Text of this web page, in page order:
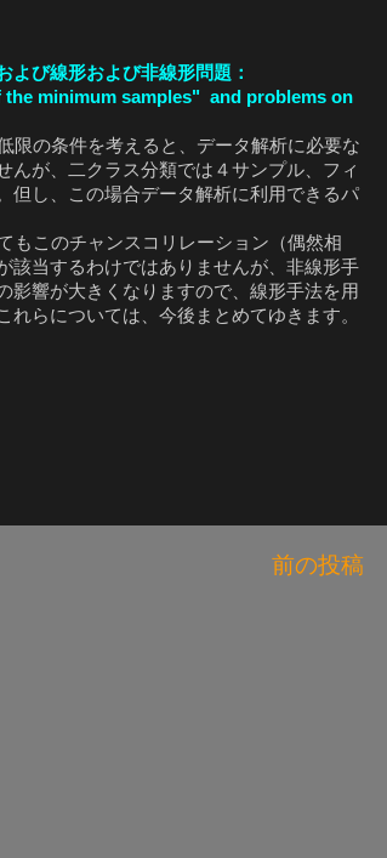
び線形および非線形問題：
minimum samples" and problems on
の条件を考えると、データ解析に必要な
が、二クラス分類では４サンプル、フィ
但し、この場合データ解析に利用できるパ
このチャンスコリレーション（偶然相
該当するわけではありませんが、非線形手
影響が大きくなりますので、線形手法を用
らについては、今後まとめてゆきます。
前の投稿